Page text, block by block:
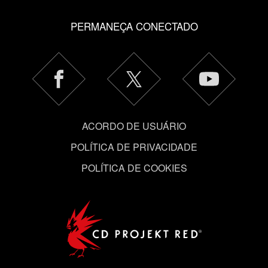
PERMANEÇA CONECTADO
ACORDO DE USUÁRIO
POLÍTICA DE PRIVACIDADE
POLÍTICA DE COOKIES